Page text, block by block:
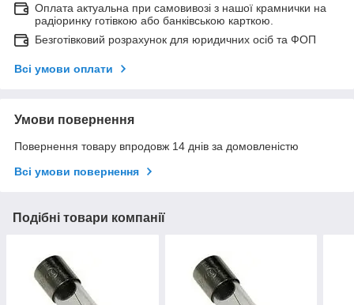
Оплата актуальна при самовивозі з нашої крамнички на
радіоринку готівкою або банківською карткою.
Безготівковий розрахунок для юридичних осіб та ФОП
Всі умови оплати
Умови повернення
Повернення товару впродовж 14 днів за домовленістю
Всі умови повернення
Подібні товари компанії